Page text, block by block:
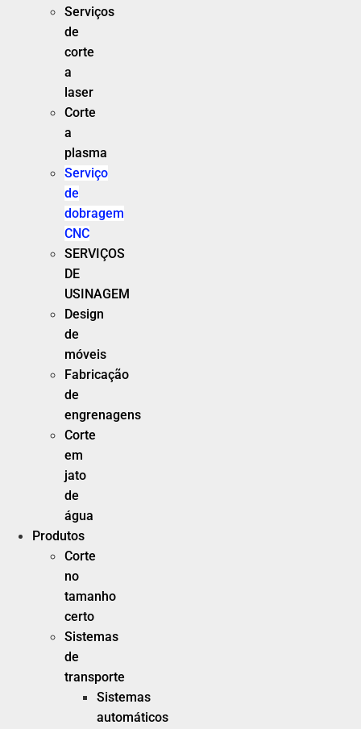
Serviços
de
corte
a
laser
Corte
a
plasma
Serviço
de
dobragem
CNC
SERVIÇOS
DE
USINAGEM
Design
de
móveis
Fabricação
de
engrenagens
Corte
em
jato
de
água
Produtos
Corte
no
tamanho
certo
Sistemas
de
transporte
Sistemas
automáticos